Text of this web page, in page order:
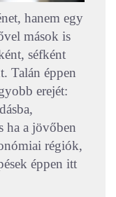
hanem egy
mások is
séfként
Talán éppen
erejét:
ha a jövőben
régiók,
éppen itt